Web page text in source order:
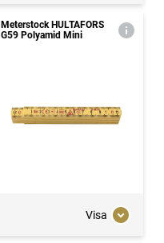
Meterstock HULTAFORS
G59 Polyamid Mini
Visa